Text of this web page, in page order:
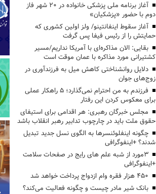
آغاز برنامه ملی پزشکی خانواده در ۲۰ شهر فاز
دوم با حضور «پزشکیان»
آغاز سقوط اینفانتینو/ ولز اولین کشوری که
حمایتش را از رئیس فیفا پس گرفت
بقایی: الان مذاکره‌ای با آمریکا نداریم/مسیر
کشتیرانی مورد مذاکره با عمان موقت است
دلایل روانشناختی کاهش میل به فرزندآوری در
زوج‌های جوان
فرزندم به من احترام نمی‌گذارد؛ ۵ راهکار عملی
برای معکوس کردن این رفتار
مجلس خبرگان رهبری: هر اقدامی برای استیفای
حقوق ملت باید در چارچوب تدابیر رهبر انقلاب باشد
چگونه اینفلوئنسرها به الگوی نسل جدید تبدیل
شدند؟ +اینفوگرافی
3مورد از شبه علم های رایج در صفحات سلامت
+اینفوگرافی
۴۵۰ هزار فقره وام ازدواج پرداخت خواهد شد
بانک شیر مادر چیست و چگونه فعالیت می‌کند؟